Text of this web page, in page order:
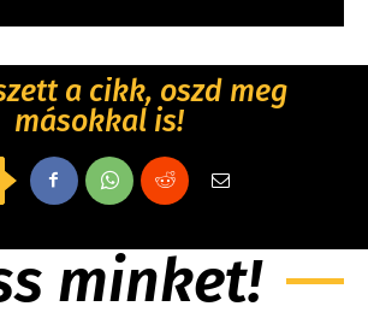
a cikk, oszd meg
másokkal is!
minket!